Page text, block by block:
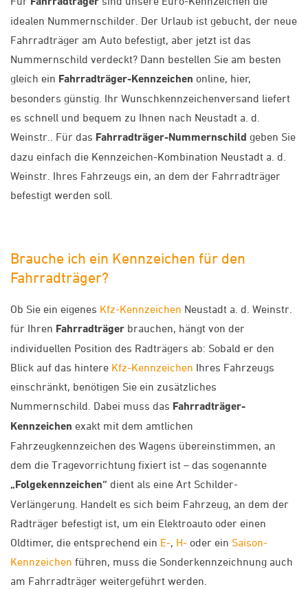
idealen Nummernschilder. Der Urlaub ist gebucht, der neue
Fahrradträger am Auto befestigt, aber jetzt ist das
Nummernschild verdeckt? Dann bestellen Sie am besten
gleich ein Fahrradträger-Kennzeichen online, hier,
besonders günstig. Ihr Wunschkennzeichenversand liefert
es schnell und bequem zu Ihnen nach Neustadt a. d.
Weinstr.. Für das Fahrradträger-Nummernschild geben Sie
dazu einfach die Kennzeichen-Kombination Neustadt a. d.
Weinstr. Ihres Fahrzeugs ein, an dem der Fahrradträger
befestigt werden soll.
Brauche ich ein Kennzeichen für den
Fahrradträger?
Ob Sie ein eigenes Kfz-Kennzeichen Neustadt a. d. Weinstr.
für Ihren Fahrradträger brauchen, hängt von der
individuellen Position des Radträgers ab: Sobald er den
Blick auf das hintere Kfz-Kennzeichen Ihres Fahrzeugs
einschränkt, benötigen Sie ein zusätzliches
Nummernschild. Dabei muss das Fahrradträger-
Kennzeichen exakt mit dem amtlichen
Fahrzeugkennzeichen des Wagens übereinstimmen, an
dem die Tragevorrichtung fixiert ist – das sogenannte
„Folgekennzeichen“ dient als eine Art Schilder-
Verlängerung. Handelt es sich beim Fahrzeug, an dem der
Radträger befestigt ist, um ein Elektroauto oder einen
Oldtimer, die entsprechend ein E-, H- oder ein Saison-
Kennzeichen führen, muss die Sonderkennzeichnung auch
am Fahrradträger weitergeführt werden.